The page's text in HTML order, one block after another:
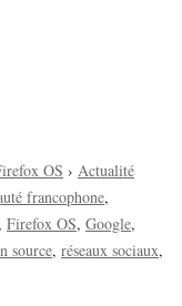
OS › Actualité
francophone
Firefox OS Google
source réseaux sociaux